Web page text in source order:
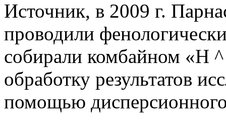
Источник, в 2009 г.
проводили
собирали комбайном «Н
обработку результатов
помощью